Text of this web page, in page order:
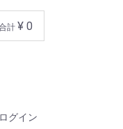
計 ¥ 0
ログイン